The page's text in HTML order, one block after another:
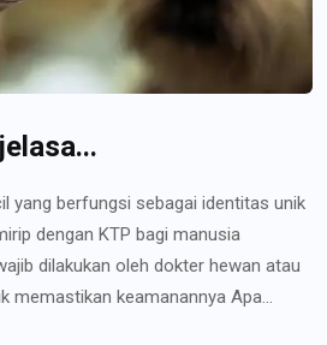
yang berfungsi sebagai identitas unik
dengan KTP bagi manusia
dilakukan oleh dokter hewan atau
memastikan keamanannya Apa...